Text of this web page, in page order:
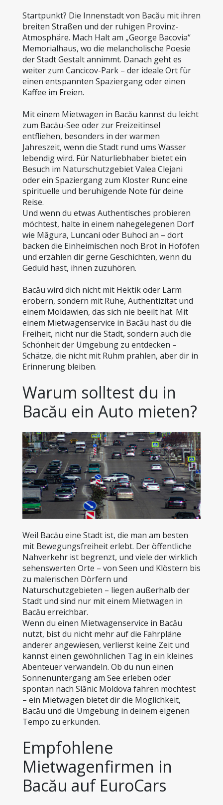
Startpunkt? Die Innenstadt von Bacău mit ihren
breiten Straßen und der ruhigen Provinz-
Atmosphäre. Mach Halt am „George Bacovia“
Memorialhaus, wo die melancholische Poesie
der Stadt Gestalt annimmt. Danach geht es
weiter zum Cancicov-Park – der ideale Ort für
einen entspannten Spaziergang oder einen
Kaffee im Freien.
Mit einem Mietwagen in Bacău kannst du leicht
zum Bacău-See oder zur Freizeitinsel
entfliehen, besonders in der warmen
Jahreszeit, wenn die Stadt rund ums Wasser
lebendig wird. Für Naturliebhaber bietet ein
Besuch im Naturschutzgebiet Valea Clejani
oder ein Spaziergang zum Kloster Runc eine
spirituelle und beruhigende Note für deine
Reise.
Und wenn du etwas Authentisches probieren
möchtest, halte in einem nahegelegenen Dorf
wie Măgura, Luncani oder Buhoci an – dort
backen die Einheimischen noch Brot in Hoföfen
und erzählen dir gerne Geschichten, wenn du
Geduld hast, ihnen zuzuhören.
Bacău wird dich nicht mit Hektik oder Lärm
erobern, sondern mit Ruhe, Authentizität und
einem Moldawien, das sich nie beeilt hat. Mit
einem Mietwagenservice in Bacău hast du die
Freiheit, nicht nur die Stadt, sondern auch die
Schönheit der Umgebung zu entdecken –
Schätze, die nicht mit Ruhm prahlen, aber dir in
Erinnerung bleiben.
Warum solltest du in
Bacău ein Auto mieten?
Weil Bacău eine Stadt ist, die man am besten
mit Bewegungsfreiheit erlebt. Der öffentliche
Nahverkehr ist begrenzt, und viele der wirklich
sehenswerten Orte – von Seen und Klöstern bis
zu malerischen Dörfern und
Naturschutzgebieten – liegen außerhalb der
Stadt und sind nur mit einem Mietwagen in
Bacău erreichbar.
Wenn du einen Mietwagenservice in Bacău
nutzt, bist du nicht mehr auf die Fahrpläne
anderer angewiesen, verlierst keine Zeit und
kannst einen gewöhnlichen Tag in ein kleines
Abenteuer verwandeln. Ob du nun einen
Sonnenuntergang am See erleben oder
spontan nach Slănic Moldova fahren möchtest
– ein Mietwagen bietet dir die Möglichkeit,
Bacău und die Umgebung in deinem eigenen
Tempo zu erkunden.
Empfohlene
Mietwagenfirmen in
Bacău auf EuroCars